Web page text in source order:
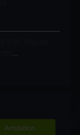
Artstation